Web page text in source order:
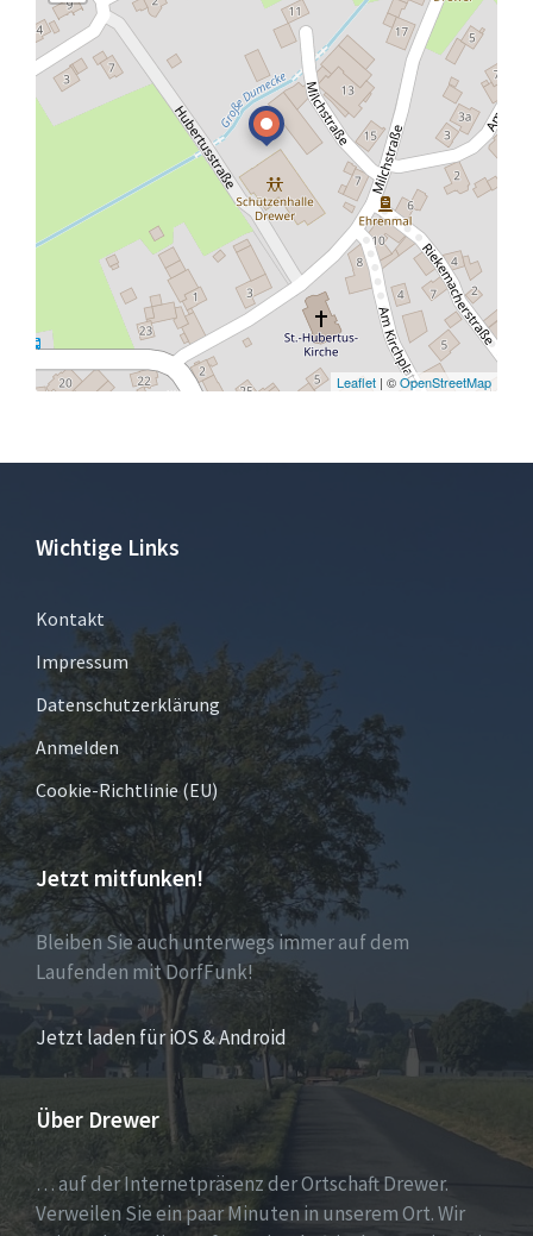
Leaflet | ©OpenStreetMap
Wichtige Links
Kontakt
Impressum
Datenschutzerklärung
Anmelden
Cookie-Richtlinie (EU)
Jetzt mitfunken!
Bleiben Sie auch unterwegs immer auf dem
Laufenden mit DorfFunk!
Jetzt laden für iOS & Android
Über Drewer
… auf der Internetpräsenz der Ortschaft Drewer.
Verweilen Sie ein paar Minuten in unserem Ort. Wir